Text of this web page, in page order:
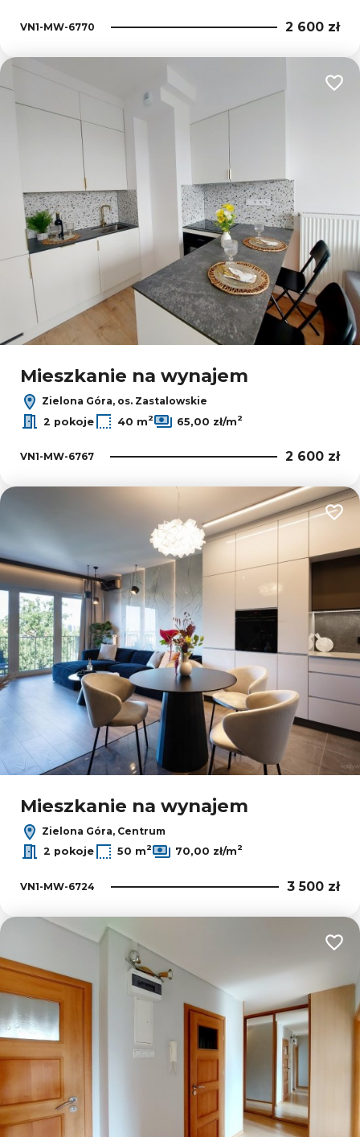
VN1-MW-6770 2 600 zł
Mieszkanie na wynajem
Zielona Góra, os. Zastalowskie
2 pokoje
40 m2 65,00 zł/m2
VN1-MW-6767 2 600 zł
Mieszkanie na wynajem
Zielona Góra, Centrum
2 pokoje
50 m2 70,00 zł/m2
VN1-MW-6724 3 500 zł